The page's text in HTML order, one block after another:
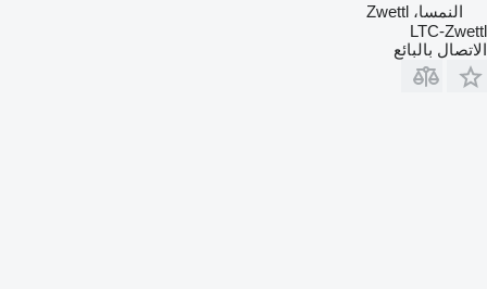
النمسا، Zwettl
LTC-Zwettl
الاتصال بالبائع